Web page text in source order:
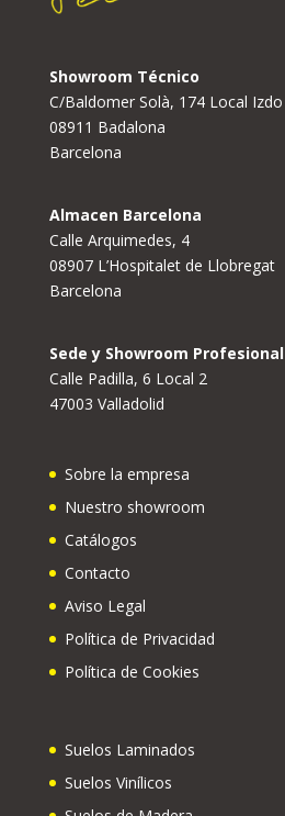
Showroom Técnico
C/Baldomer Solà, 174 Local Izdo
08911 Badalona
Barcelona
Almacen Barcelona
Calle Arquimedes, 4
08907 L’Hospitalet de Llobregat
Barcelona
Sede y Showroom Profesional
Calle Padilla, 6 Local 2
47003 Valladolid
Sobre la empresa
Nuestro showroom
Catálogos
Contacto
Aviso Legal
Política de Privacidad
Política de Cookies
Suelos Laminados
Suelos Vinílicos